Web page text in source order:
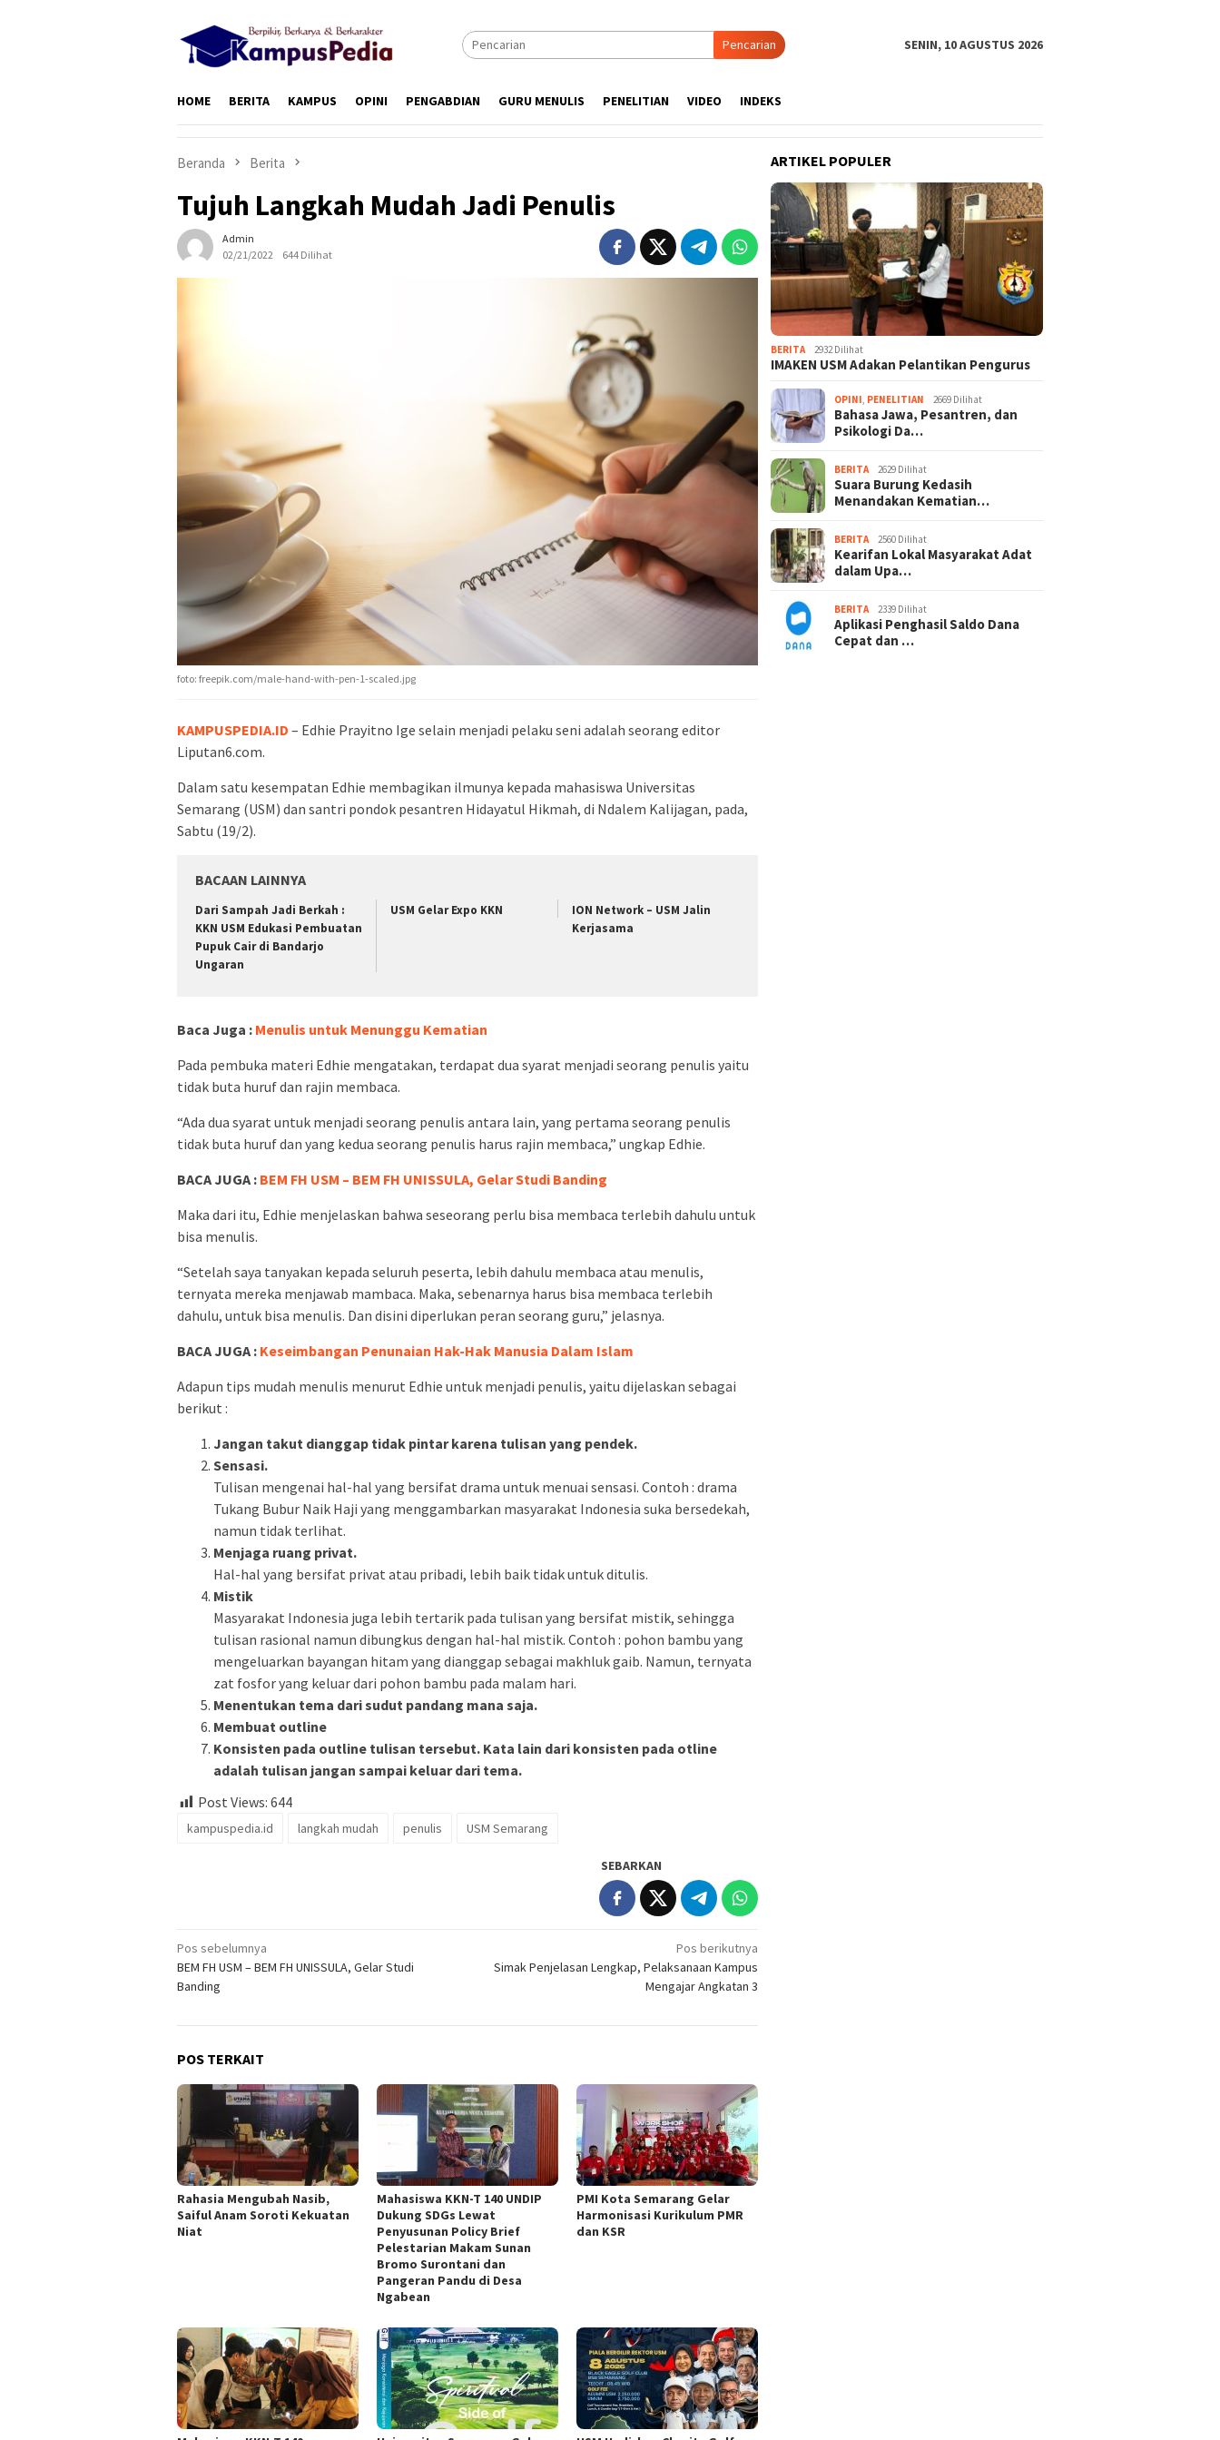
Pencarian SENIN, 10 AGUSTUS 2026
HOME BERITA KAMPUS OPINI PENGABDIAN GURU MENULIS PENELITIAN VIDEO INDEKS
Beranda Berita
Tujuh Langkah Mudah Jadi Penulis
Admin
02/21/2022
644 Dilihat
foto: freepik.com/male-hand-with-pen-1-scaled.jpg
KAMPUSPEDIA.ID – Edhie Prayitno Ige selain menjadi pelaku seni adalah seorang editor
Liputan6.com.
Dalam satu kesempatan Edhie membagikan ilmunya kepada mahasiswa Universitas
Semarang (USM) dan santri pondok pesantren Hidayatul Hikmah, di Ndalem Kalijagan, pada,
Sabtu (19/2).
BACAAN LAINNYA
Dari Sampah Jadi Berkah :
KKN USM Edukasi Pembuatan
Pupuk Cair di Bandarjo
Ungaran
USM Gelar Expo KKN
ION Network – USM Jalin
Kerjasama
Baca Juga : Menulis untuk Menunggu Kematian
Pada pembuka materi Edhie mengatakan, terdapat dua syarat menjadi seorang penulis yaitu
tidak buta huruf dan rajin membaca.
“Ada dua syarat untuk menjadi seorang penulis antara lain, yang pertama seorang penulis
tidak buta huruf dan yang kedua seorang penulis harus rajin membaca,” ungkap Edhie.
BACA JUGA : BEM FH USM – BEM FH UNISSULA, Gelar Studi Banding
Maka dari itu, Edhie menjelaskan bahwa seseorang perlu bisa membaca terlebih dahulu untuk
bisa menulis.
“Setelah saya tanyakan kepada seluruh peserta, lebih dahulu membaca atau menulis,
ternyata mereka menjawab mambaca. Maka, sebenarnya harus bisa membaca terlebih
dahulu, untuk bisa menulis. Dan disini diperlukan peran seorang guru,” jelasnya.
BACA JUGA : Keseimbangan Penunaian Hak-Hak Manusia Dalam Islam
Adapun tips mudah menulis menurut Edhie untuk menjadi penulis, yaitu dijelaskan sebagai
berikut :
Jangan takut dianggap tidak pintar karena tulisan yang pendek.
Sensasi.
Tulisan mengenai hal-hal yang bersifat drama untuk menuai sensasi. Contoh : drama
Tukang Bubur Naik Haji yang menggambarkan masyarakat Indonesia suka bersedekah,
namun tidak terlihat.
Menjaga ruang privat.
Hal-hal yang bersifat privat atau pribadi, lebih baik tidak untuk ditulis.
Mistik
Masyarakat Indonesia juga lebih tertarik pada tulisan yang bersifat mistik, sehingga
tulisan rasional namun dibungkus dengan hal-hal mistik. Contoh : pohon bambu yang
mengeluarkan bayangan hitam yang dianggap sebagai makhluk gaib. Namun, ternyata
zat fosfor yang keluar dari pohon bambu pada malam hari.
Menentukan tema dari sudut pandang mana saja.
Membuat outline
Konsisten pada outline tulisan tersebut. Kata lain dari konsisten pada otline
adalah tulisan jangan sampai keluar dari tema.
Post Views: 644
kampuspedia.id langkah mudah penulis USM Semarang
SEBARKAN
Navigasi
pos
Pos sebelumnya
BEM FH USM – BEM FH UNISSULA, Gelar Studi
Banding
Pos berikutnya
Simak Penjelasan Lengkap, Pelaksanaan Kampus
Mengajar Angkatan 3
POS TERKAIT
Rahasia Mengubah Nasib,
Saiful Anam Soroti Kekuatan
Niat
Mahasiswa KKN-T 140 UNDIP
Dukung SDGs Lewat
Penyusunan Policy Brief
Pelestarian Makam Sunan
Bromo Surontani dan
Pangeran Pandu di Desa
Ngabean
PMI Kota Semarang Gelar
Harmonisasi Kurikulum PMR
dan KSR
ARTIKEL POPULER
BERITA 2932 Dilihat
IMAKEN USM Adakan Pelantikan Pengurus
OPINI PENELITIAN 2669 Dilihat
Bahasa Jawa, Pesantren, dan
Psikologi Da…
BERITA 2629 Dilihat
Suara Burung Kedasih
Menandakan Kematian…
BERITA 2560 Dilihat
Kearifan Lokal Masyarakat Adat
dalam Upa…
BERITA 2339 Dilihat
Aplikasi Penghasil Saldo Dana
Cepat dan …